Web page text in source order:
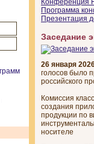
Конференция
Программа
Презентация
Заседание
26 января
голосов было
российского
Комиссия
создания
продукции по
носителе